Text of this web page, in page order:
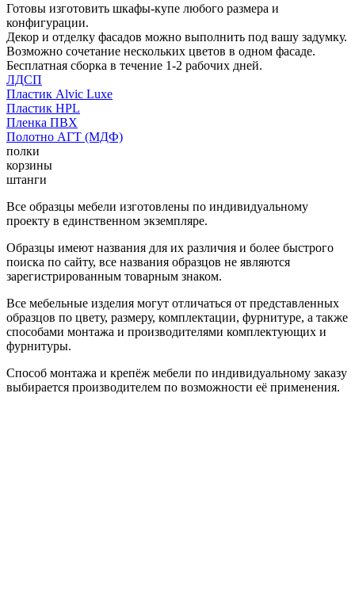
Готовы изготовить шкафы-купе любого размера и
конфигурации.
Декор и отделку фасадов можно выполнить под вашу задумку.
Возможно сочетание нескольких цветов в одном фасаде.
Бесплатная сборка в течение 1-2 рабочих дней.
ЛДСП
Пластик Alvic Luxe
Пластик HPL
Пленка ПВХ
Полотно АГТ (МДФ)
полки
корзины
штанги
Все образцы мебели изготовлены по индивидуальному
проекту в единственном экземпляре.
Образцы имеют названия для их различия и более быстрого
поиска по сайту, все названия образцов не являются
зарегистрированным товарным знаком.
Все мебельные изделия могут отличаться от представленных
образцов по цвету, размеру, комплектации, фурнитуре, а также
способами монтажа и производителями комплектующих и
фурнитуры.
Способ монтажа и крепёж мебели по индивидуальному заказу
выбирается производителем по возможности её применения.